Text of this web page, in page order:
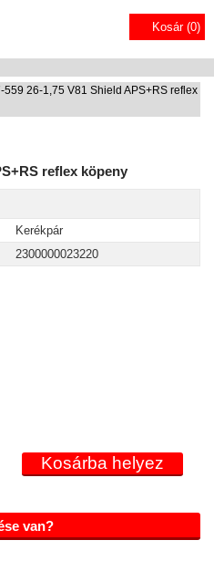
Kosár (0)
559 26-1,75 V81 Shield APS+RS reflex
reflex köpeny
Kerékpár
2300000023220
van?